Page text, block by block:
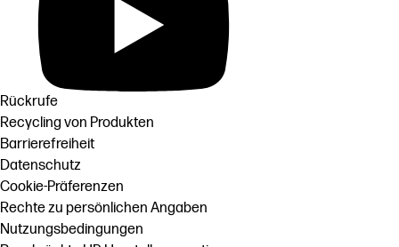
Rückrufe
Recycling von Produkten
Barrierefreiheit
Datenschutz
Cookie-Präferenzen
Rechte zu persönlichen Angaben
Nutzungsbedingungen